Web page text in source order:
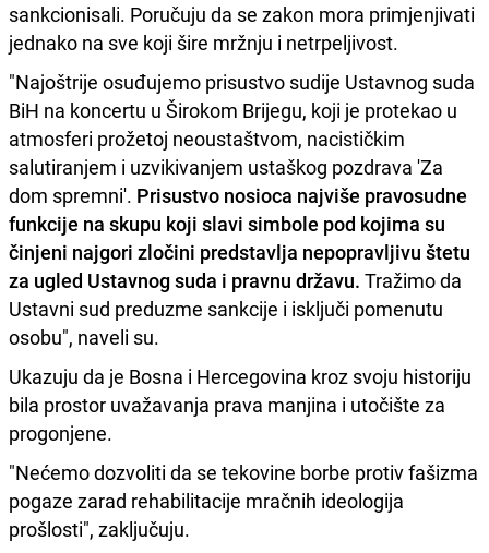
sankcionisali. Poručuju da se zakon mora primjenjivati
jednako na sve koji šire mržnju i netrpeljivost.
"Najoštrije osuđujemo prisustvo sudije Ustavnog suda
BiH na koncertu u Širokom Brijegu, koji je protekao u
atmosferi prožetoj neoustaštvom, nacističkim
salutiranjem i uzvikivanjem ustaškog pozdrava 'Za
dom spremni'. Prisustvo nosioca najviše pravosudne
funkcije na skupu koji slavi simbole pod kojima su
činjeni najgori zločini predstavlja nepopravljivu štetu
za ugled Ustavnog suda i pravnu državu. Tražimo da
Ustavni sud preduzme sankcije i isključi pomenutu
osobu", naveli su.
Ukazuju da je Bosna i Hercegovina kroz svoju historiju
bila prostor uvažavanja prava manjina i utočište za
progonjene.
"Nećemo dozvoliti da se tekovine borbe protiv fašizma
pogaze zarad rehabilitacije mračnih ideologija
prošlosti", zaključuju.